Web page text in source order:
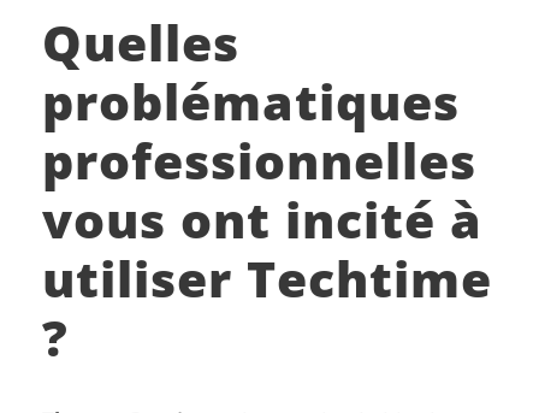
Quelles
problématiques
professionnelles
vous ont incité à
utiliser Techtime
?